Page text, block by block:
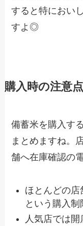
すると特におい
すよ◎
購入時の注意
備蓄米を購入す
まとめますね。
舗へ在庫確認の
ほとんどの店
という購入制
人気店では